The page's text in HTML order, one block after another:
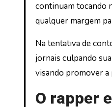
continuam tocando
qualquer margem
Na tentativa de
jornais culpando
visando promover a
O rapper